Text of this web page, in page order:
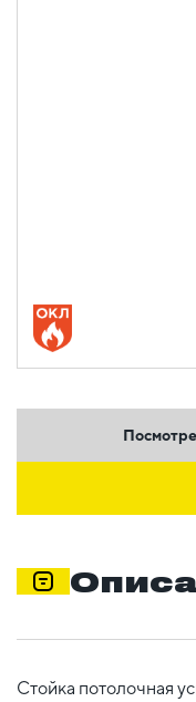
Стойка потолочная